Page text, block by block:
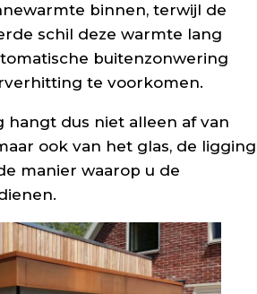
binnen, terwijl de
schil deze warmte lang
buitenzonwering
te voorkomen.
hangt dus niet alleen af van
ook van het glas, de ligging
manier waarop u de